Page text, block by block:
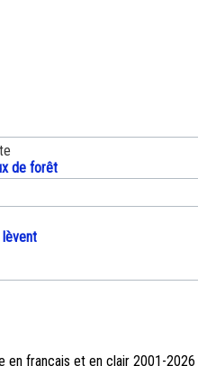
de forêt
lèvent
en français et en clair 2001-2026